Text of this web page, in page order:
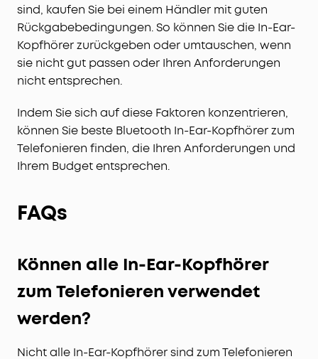
sind, kaufen Sie bei einem Händler mit guten
Rückgabebedingungen. So können Sie die In-Ear-
Kopfhörer zurückgeben oder umtauschen, wenn
sie nicht gut passen oder Ihren Anforderungen
nicht entsprechen.
Indem Sie sich auf diese Faktoren konzentrieren,
können Sie beste Bluetooth In-Ear-Kopfhörer zum
Telefonieren finden, die Ihren Anforderungen und
Ihrem Budget entsprechen.
FAQs
Können alle In-Ear-Kopfhörer
zum Telefonieren verwendet
werden?
Nicht alle In-Ear-Kopfhörer sind zum Telefonieren